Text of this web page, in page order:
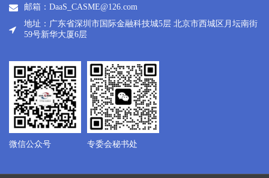
邮箱：DaaS_CASME@126.com
地址：广东省深圳市国际金融科技城5层 北京市西城区月坛南街
59号新华大厦6层
微信公众号 专委会秘书处